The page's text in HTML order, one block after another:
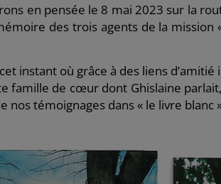
en pensée le 8 mai 2023 sur la
des trois agents de la
instant où grâce à des liens
famille de cœur dont Ghislaine
nos témoignages dans « le livre blanc